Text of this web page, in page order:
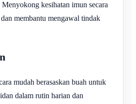
Menyokong kesihatan imun secara
membantu mengawal tindak
mudah berasaskan buah untuk
dalam rutin harian dan